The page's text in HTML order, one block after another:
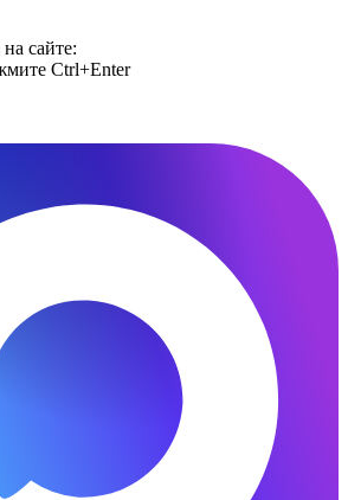
сайте:
Ctrl+Enter